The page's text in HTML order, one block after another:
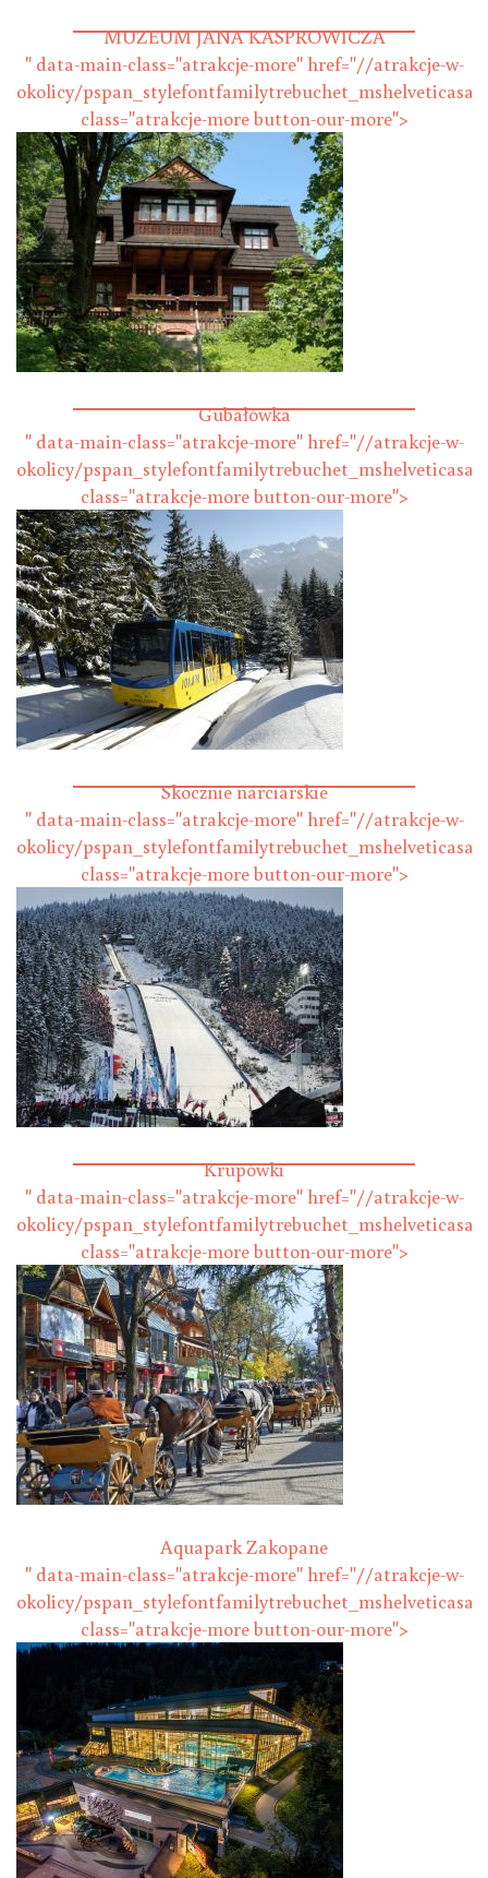
MUZEUM JANA KASPROWICZA
" data-main-class="atrakcje-more" href="//atrakcje-w-
okolicy/
class="atrakcje-more button-our-more">
Gubałówka
" data-main-class="atrakcje-more" href="//atrakcje-w-
okolicy/
class="atrakcje-more button-our-more">
Skocznie narciarskie
" data-main-class="atrakcje-more" href="//atrakcje-w-
okolicy/
class="atrakcje-more button-our-more">
Krupówki
" data-main-class="atrakcje-more" href="//atrakcje-w-
okolicy/
class="atrakcje-more button-our-more">
Aquapark Zakopane
" data-main-class="atrakcje-more" href="//atrakcje-w-
okolicy/
class="atrakcje-more button-our-more">
AQUAPARK ZAKOPANE
Muzeum Tatrzańskie
MUZEUM TATRZAŃSKIE
Kolej linowa na Kasprowy Wierch
KOLEJ LINOWA NA KASPROWY
WIERCH